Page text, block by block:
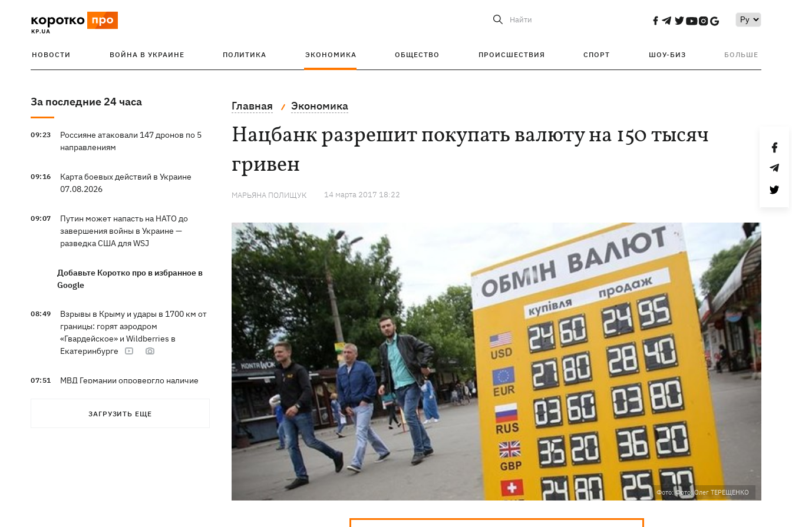
Найти
НОВОСТИ ВОЙНА В УКРАИНЕ ПОЛИТИКА ЭКОНОМИКА ОБЩЕСТВО ПРОИСШЕСТВИЯ СПОРТ ШОУ-БИЗ БОЛЬШЕ
За последние 24 часа
09:23
Россияне атаковали 147 дронов по 5
направлениям
09:16
Карта боевых действий в Украине
07.08.2026
09:07
Путин может напасть на НАТО до
завершения войны в Украине —
разведка США для WSJ
Добавьте Коротко про в избранное в
Google
08:49
Взрывы в Крыму и удары в 1700 км от
границы: горят аэродром
«Гвардейское» и Wildberries в
Екатеринбурге
07:51
МВД Германии опровергло наличие
ЗАГРУЗИТЬ ЕЩЕ
Главная Экономика
Нацбанк разрешит покупать валюту на 150 тысяч
гривен
МАРЬЯНА ПОЛИЩУК 14 марта 2017 18:22
Фото: Фото: Олег ТЕРЕЩЕНКО